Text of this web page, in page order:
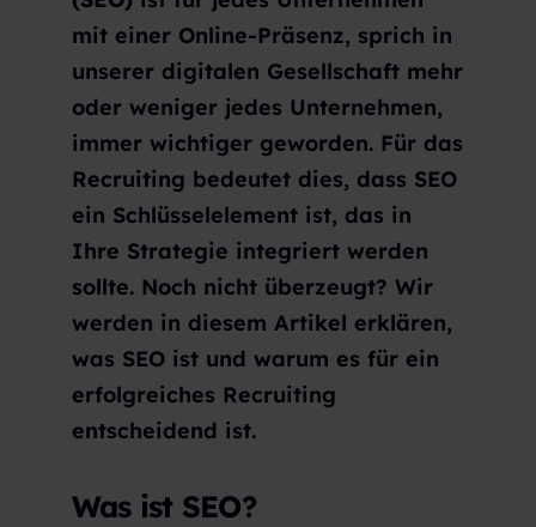
mit einer Online-Präsenz, sprich in
unserer digitalen Gesellschaft mehr
oder weniger jedes Unternehmen,
immer wichtiger geworden. Für das
Recruiting bedeutet dies, dass SEO
ein Schlüsselelement ist, das in
Ihre Strategie integriert werden
sollte. Noch nicht überzeugt? Wir
werden in diesem Artikel erklären,
was SEO ist und warum es für ein
erfolgreiches Recruiting
entscheidend ist.
Was ist SEO?